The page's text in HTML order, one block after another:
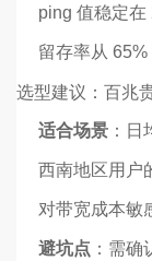
ping 值稳定在
留存率从 65%
选型建议：百兆
适合场景 ：
西南地区用户
对带宽成本敏
避坑点 ：需